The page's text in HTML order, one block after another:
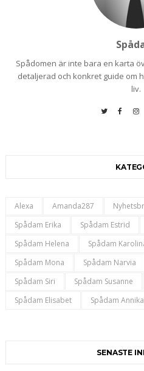
Spådomen är inte bara en karta
detaljerad och konkret guide om
liv.
Alexa Amanda287
Spådam Erika
Spådam Estrid
Spådam Helena
Spådam
Spådam Mona
Spådam Narvia
Spådam Siri
Spådam Susanne
Spådam Elisabet
Spådam Annika
SENASTE